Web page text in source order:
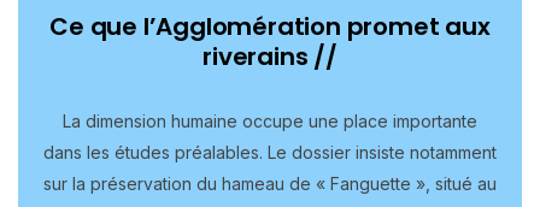
Ce que l’Agglomération promet aux
riverains //
La dimension humaine occupe une place importante
dans les études préalables. Le dossier insiste notamment
sur la préservation du hameau de « Fanguette », situé au